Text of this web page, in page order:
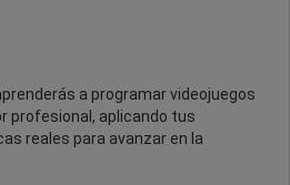
a programar videojuegos
profesional, aplicando tus
reales para avanzar en la